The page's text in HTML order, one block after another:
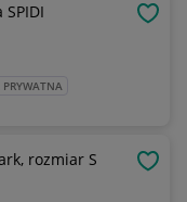
PRYWATNA
rozmiar S